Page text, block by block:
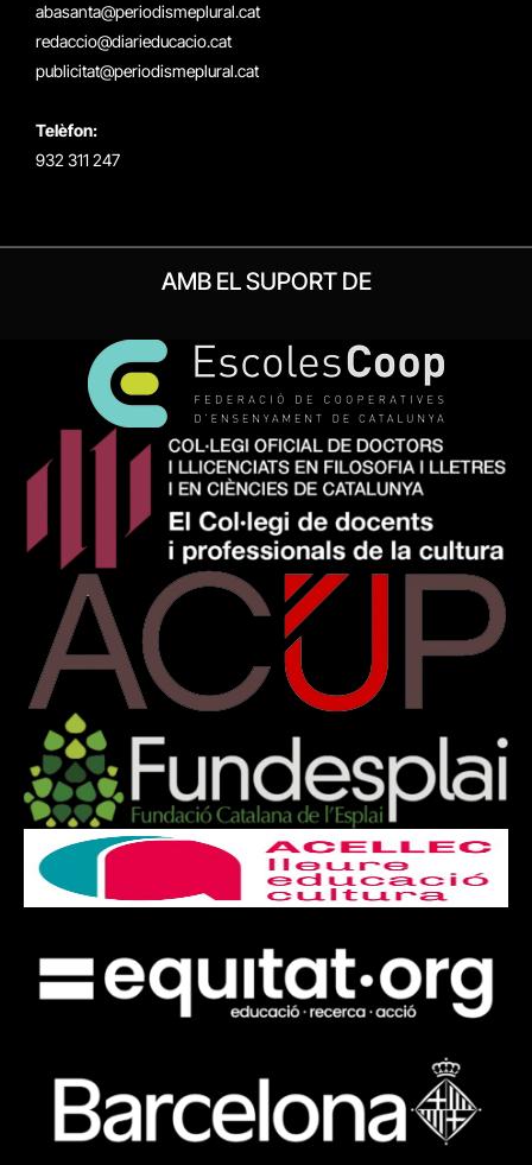
abasanta@periodismeplural.cat
redaccio@diarieducacio.cat
publicitat@periodismeplural.cat
Telèfon:
932 311 247
AMB EL SUPORT DE